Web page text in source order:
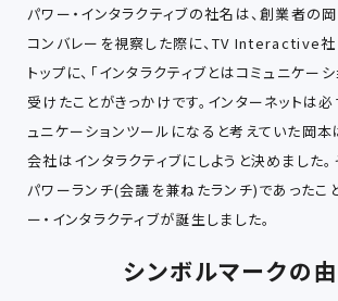
パワー・インタラクティブの社名は、創業者の
コンバレーを視察した際に、TV Interactive社
トップに、「インタラクティブとはコミュニケー
受けたことがきっかけです。インターネットは
ュニケーションツールになると考えていた岡本
会社はインタラクティブにしようと決めました
パワーランチ(会議を兼ねたランチ)であったこ
ー・インタラクティブが誕生しました。
シンボルマークの